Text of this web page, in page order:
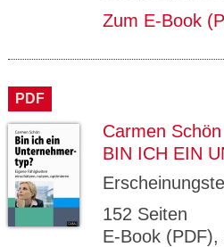
Zum E-Book
PDF
Carmen Schön
BIN ICH EIN
152 Seiten
E-Book